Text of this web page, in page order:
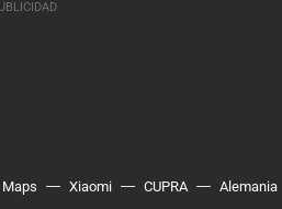
Xiaomi CUPRA Alemania